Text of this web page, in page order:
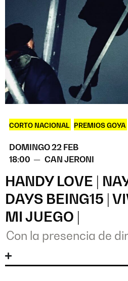
CORTO NACIONAL PREMIOS GOYA
DOMINGO 22 FEB
18:00 — CAN JERONI
HANDY LOVE |
DAYS BEING15 |
MI JUEGO |
Con la presencia de